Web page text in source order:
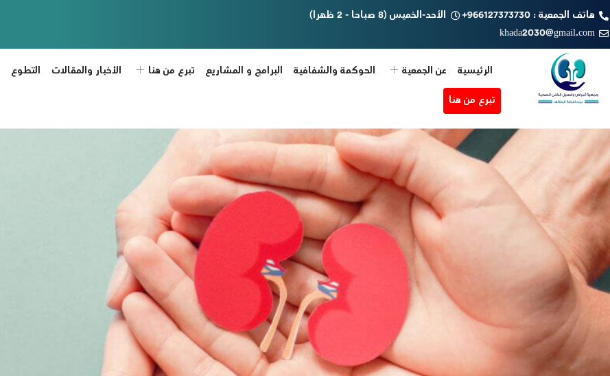
هاتف الجمعية : 966127373730+
الأحد-الخميس (8 صباحا - 2 ظهرا)
khada2030@gmail.com
الرئيسية عن الجمعية الحوكمة والشفافية البرامج و المشاريع تبرع من هنا الأخبار والمقالات التطوع
تبرع من هنا